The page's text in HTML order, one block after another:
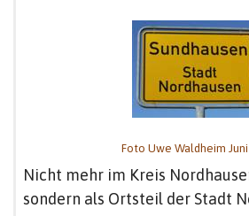
Foto Uwe Waldheim
Nicht mehr im Kreis
sondern als Ortsteil der Stadt